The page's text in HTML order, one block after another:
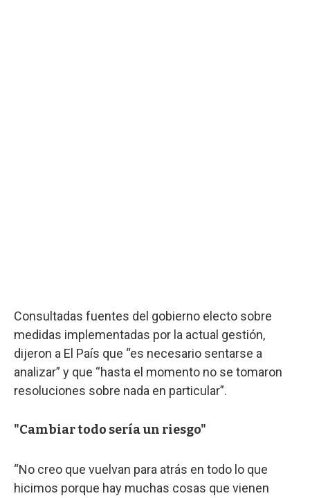
Consultadas fuentes del gobierno electo sobre
medidas implementadas por la actual gestión,
dijeron a El País que “es necesario sentarse a
analizar” y que “hasta el momento no se tomaron
resoluciones sobre nada en particular”.
"Cambiar todo sería un riesgo"
“No creo que vuelvan para atrás en todo lo que
hicimos porque hay muchas cosas que vienen